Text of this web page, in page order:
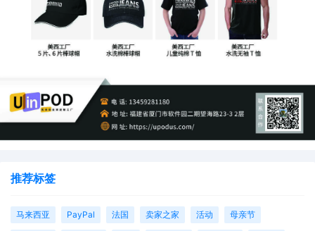
推荐标签
马来西亚 PayPal 法国 卖家之家 活动 母亲节